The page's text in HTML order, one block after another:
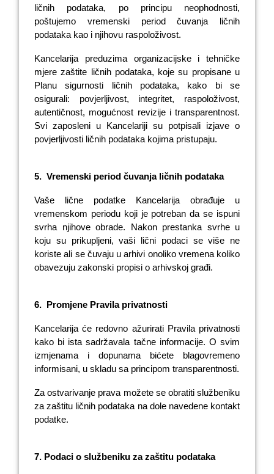
ličnih podataka, po principu neophodnosti,
poštujemo vremenski period čuvanja ličnih
podataka kao i njihovu raspoloživost.
Kancelarija preduzima organizacijske i tehničke
mjere zaštite ličnih podataka, koje su propisane u
Planu sigurnosti ličnih podataka, kako bi se
osigurali: povjerljivost, integritet, raspoloživost,
autentičnost, mogućnost revizije i transparentnost.
Svi zaposleni u Kancelariji su potpisali izjave o
povjerljivosti ličnih podataka kojima pristupaju.
5. Vremenski period čuvanja ličnih podataka
Vaše lične podatke Kancelarija obrađuje u
vremenskom periodu koji je potreban da se ispuni
svrha njihove obrade. Nakon prestanka svrhe u
koju su prikupljeni, vaši lični podaci se više ne
koriste ali se čuvaju u arhivi onoliko vremena koliko
obavezuju zakonski propisi o arhivskoj građi.
6. Promjene Pravila privatnosti
Kancelarija će redovno ažurirati Pravila privatnosti
kako bi ista sadržavala tačne informacije. O svim
izmjenama i dopunama bićete blagovremeno
informisani, u skladu sa principom transparentnosti.
Za ostvarivanje prava možete se obratiti službeniku
za zaštitu ličnih podataka na dole navedene kontakt
podatke.
7. Podaci o službeniku za zaštitu podataka